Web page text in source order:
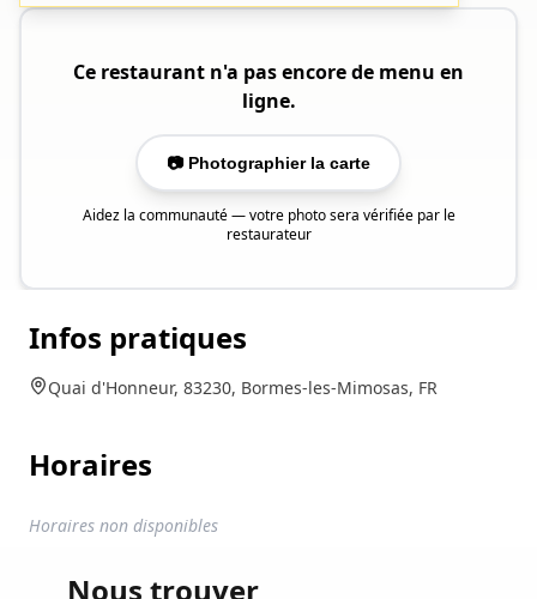
Ce restaurant n'a pas encore de menu en
ligne.
📷 Photographier la carte
Aidez la communauté — votre photo sera vérifiée par le
restaurateur
Infos pratiques
Quai d'Honneur, 83230, Bormes-les-Mimosas, FR
Horaires
Horaires non disponibles
Nous trouver